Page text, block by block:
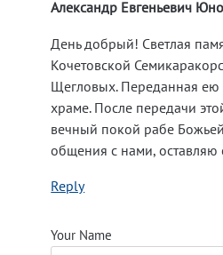
Александр Евгеньевич
День добрый! Светлая
Кочетовской
Щегловых. Переданная ею
храме. После передачи
вечный покой рабе
общения с нами, оставляю
Reply
Your Name